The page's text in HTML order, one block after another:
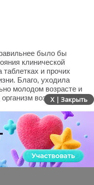
было бы
клинической
и прочих
Благо, уходила
молодом возрасте и
возьмет свое
X | Закрыть